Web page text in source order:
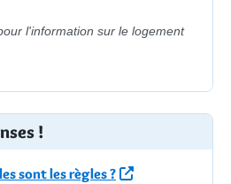
l'information sur le logement
!
sont les règles ?